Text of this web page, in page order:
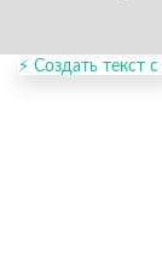
⚡ Создать текст с